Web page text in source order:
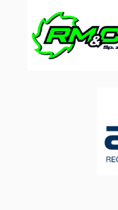
Prensa De Taller
Prensa Del Metal
Prensas De